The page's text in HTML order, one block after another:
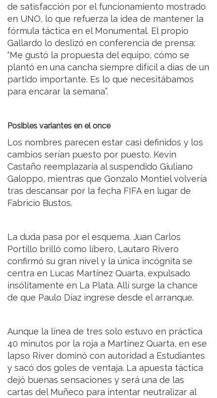
de satisfacción por el funcionamiento mostrado
en UNO, lo que refuerza la idea de mantener la
fórmula táctica en el Monumental. El propio
Gallardo lo deslizó en conferencia de prensa:
“Me gustó la propuesta del equipo, cómo se
plantó en una cancha siempre difícil a días de un
partido importante. Es lo que necesitábamos
para encarar la semana”.
Posibles variantes en el once
Los nombres parecen estar casi definidos y los
cambios serían puesto por puesto. Kevin
Castaño reemplazaría al suspendido Giuliano
Galoppo, mientras que Gonzalo Montiel volvería
tras descansar por la fecha FIFA en lugar de
Fabricio Bustos.
La duda pasa por el esquema. Juan Carlos
Portillo brilló como líbero, Lautaro Rivero
confirmó su gran nivel y la única incógnita se
centra en Lucas Martínez Quarta, expulsado
insólitamente en La Plata. Allí surge la chance
de que Paulo Díaz ingrese desde el arranque.
Aunque la línea de tres solo estuvo en práctica
40 minutos por la roja a Martínez Quarta, en ese
lapso River dominó con autoridad a Estudiantes
y sacó dos goles de ventaja. La apuesta táctica
dejó buenas sensaciones y será una de las
cartas del Muñeco para intentar neutralizar al